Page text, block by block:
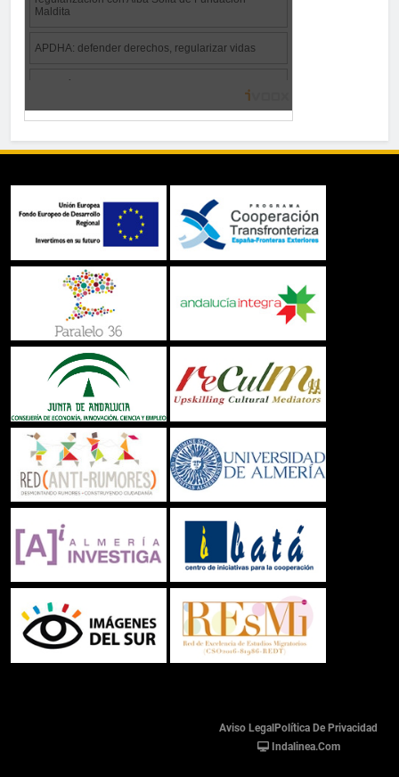
Aviso LegalPolítica De Privacidad
Indalinea.com